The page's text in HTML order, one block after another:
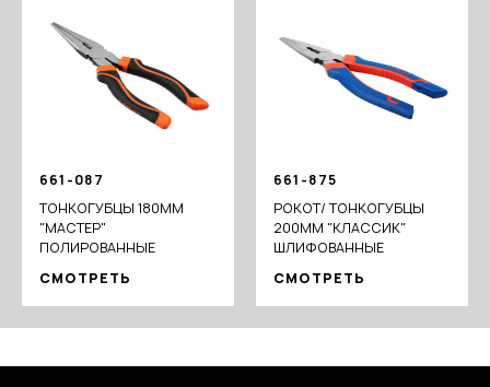
661-087
ТОНКОГУБЦЫ 180ММ
"МАСТЕР"
ПОЛИРОВАННЫЕ
СМОТРЕТЬ
661-875
РОКОТ/ ТОНКОГУБЦЫ
200ММ "КЛАССИК"
ШЛИФОВАННЫЕ
СМОТРЕТЬ